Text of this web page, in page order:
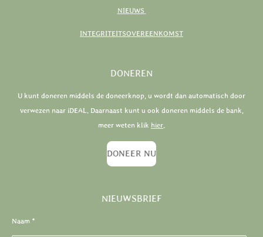
NIEUWS
INTEGRITEITSOVEREENKOMST
DONEREN
U kunt doneren middels de doneerknop, u wordt dan automatisch door
verwezen naar iDEAL. Daarnaast kunt u ook doneren middels de bank,
meer weten klik hier
DONEER NU
NIEUWSBRIEF
Naam *